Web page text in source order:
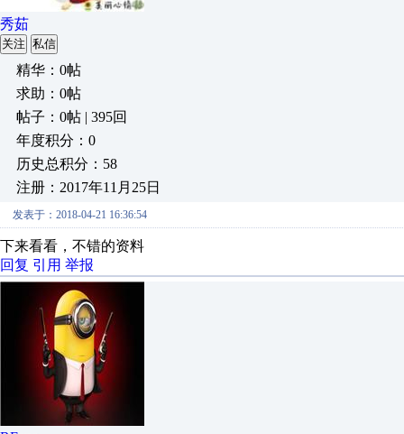
秀茹
关注 私信
精华：0帖
求助：0帖
帖子：0帖 | 395回
年度积分：0
历史总积分：58
注册：2017年11月25日
发表于：2018-04-21 16:36:54
下来看看，不错的资料
回复 引用 举报